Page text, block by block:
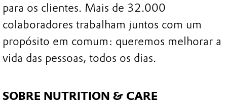
para os clientes. Mais de 32.000
colaboradores trabalham juntos com um
propósito em comum: queremos melhorar a
vida das pessoas, todos os dias.
SOBRE NUTRITION & CARE